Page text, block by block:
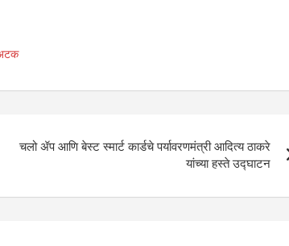
अटक
चलो ॲप आणि बेस्ट स्मार्ट कार्डचे पर्यावरणमंत्री आदित्य ठाकरे
यांच्या हस्ते उद्घाटन